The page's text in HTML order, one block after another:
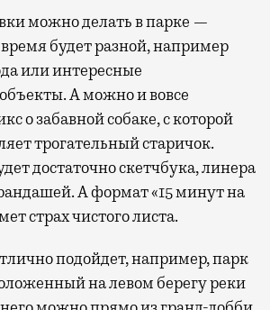
можно делать в парке —
будет разной, например
или интересные
А можно и вовсе
о забавной собаке, с которой
трогательный старичок.
достаточно скетчбука, линера
А формат «15 минут на
страх чистого листа.
подойдет, например, парк
на левом берегу реки